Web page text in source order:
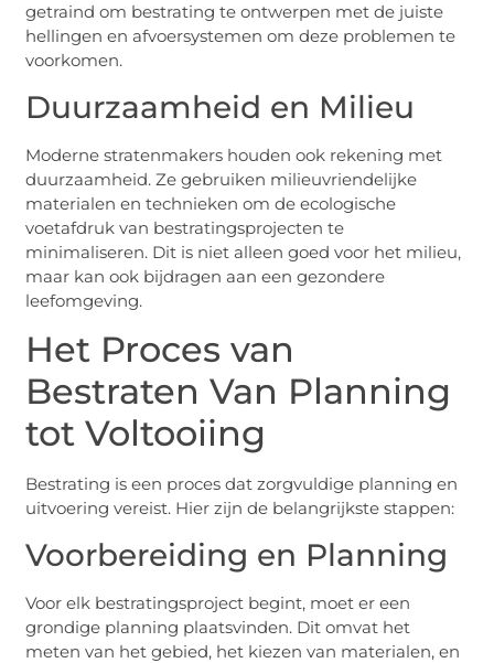
getraind om bestrating te ontwerpen met de juiste
hellingen en afvoersystemen om deze problemen te
voorkomen.
Duurzaamheid en Milieu
Moderne stratenmakers houden ook rekening met
duurzaamheid. Ze gebruiken milieuvriendelijke
materialen en technieken om de ecologische
voetafdruk van bestratingsprojecten te
minimaliseren. Dit is niet alleen goed voor het milieu,
maar kan ook bijdragen aan een gezondere
leefomgeving.
Het Proces van
Bestraten Van Planning
tot Voltooiing
Bestrating is een proces dat zorgvuldige planning en
uitvoering vereist. Hier zijn de belangrijkste stappen:
Voorbereiding en Planning
Voor elk bestratingsproject begint, moet er een
grondige planning plaatsvinden. Dit omvat het
meten van het gebied, het kiezen van materialen, en